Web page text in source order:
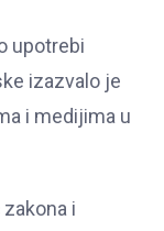
upotrebi
izazvalo je
i medijima u
i